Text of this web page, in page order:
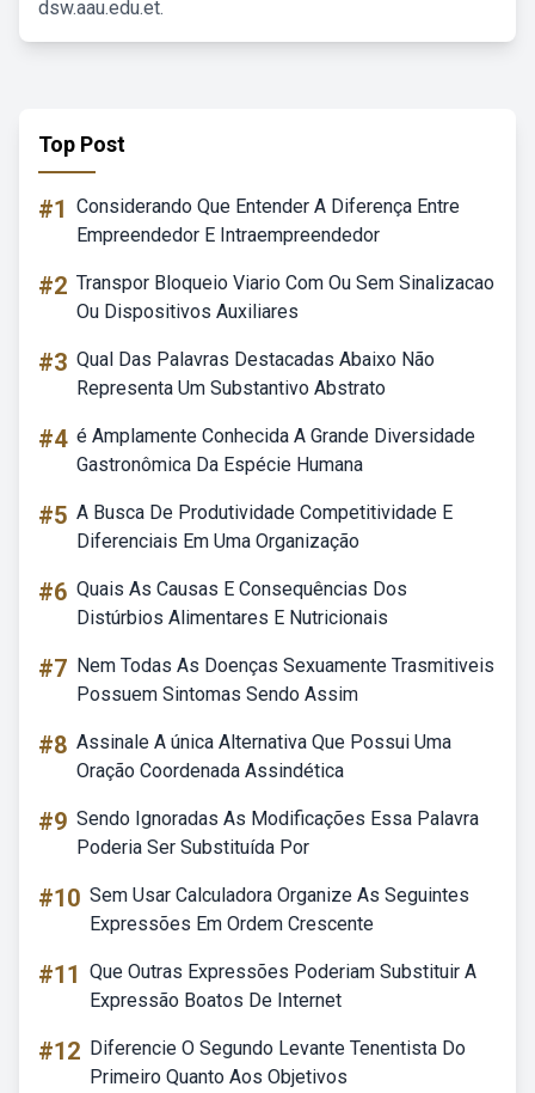
dsw.aau.edu.et.
Top Post
#1 Considerando Que Entender A Diferença Entre
Empreendedor E Intraempreendedor
#2 Transpor Bloqueio Viario Com Ou Sem Sinalizacao
Ou Dispositivos Auxiliares
#3 Qual Das Palavras Destacadas Abaixo Não
Representa Um Substantivo Abstrato
#4 é Amplamente Conhecida A Grande Diversidade
Gastronômica Da Espécie Humana
#5 A Busca De Produtividade Competitividade E
Diferenciais Em Uma Organização
#6 Quais As Causas E Consequências Dos
Distúrbios Alimentares E Nutricionais
#7 Nem Todas As Doenças Sexuamente Trasmitiveis
Possuem Sintomas Sendo Assim
#8 Assinale A única Alternativa Que Possui Uma
Oração Coordenada Assindética
#9 Sendo Ignoradas As Modificações Essa Palavra
Poderia Ser Substituída Por
#10 Sem Usar Calculadora Organize As Seguintes
Expressões Em Ordem Crescente
#11 Que Outras Expressões Poderiam Substituir A
Expressão Boatos De Internet
#12 Diferencie O Segundo Levante Tenentista Do
Primeiro Quanto Aos Objetivos